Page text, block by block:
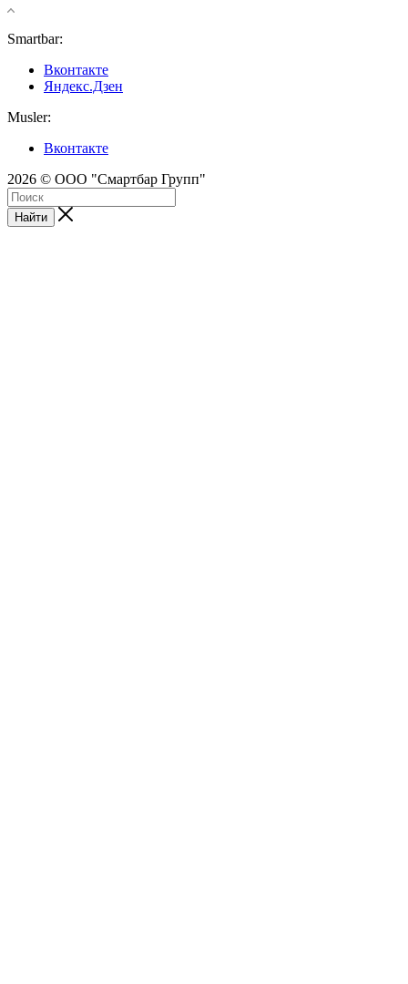
Smartbar:
Вконтакте
Яндекс.Дзен
Musler:
Вконтакте
2026 © ООО "Смартбар Групп"
Найти